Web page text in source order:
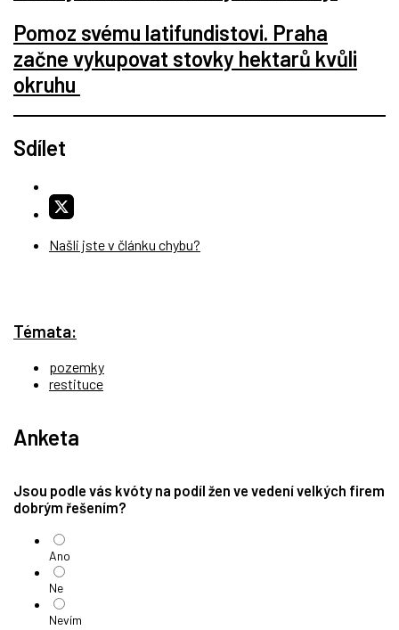
Pomoz svému latifundistovi. Praha
začne vykupovat stovky hektarů kvůli
okruhu
Sdílet
Našli jste v článku chybu?
Témata:
pozemky
restituce
Anketa
Jsou podle vás kvóty na podíl žen ve vedení velkých firem
dobrým řešením?
Ano
Ne
Nevím